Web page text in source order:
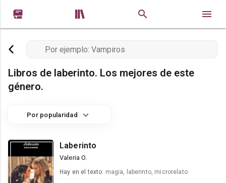
 
Libros de laberinto. Los mejores de este
género.
Por popularidad
Laberinto
Valeria O.
Hay en el texto: magia, laberinto, microrelato